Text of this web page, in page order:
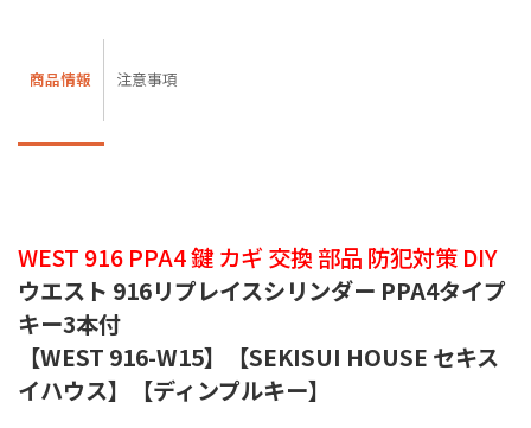
商品情報 注意事項
WEST 916 PPA4 鍵 カギ 交換 部品 防犯対策 DIY
ウエスト 916リプレイスシリンダー PPA4タイプ
キー3本付
【WEST 916-W15】【SEKISUI HOUSE セキス
イハウス】【ディンプルキー】